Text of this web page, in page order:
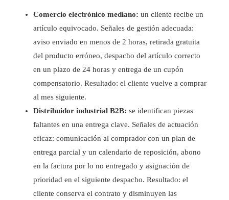
Comercio electrónico mediano: un cliente recibe un
artículo equivocado. Señales de gestión adecuada:
aviso enviado en menos de 2 horas, retirada gratuita
del producto erróneo, despacho del artículo correcto
en un plazo de 24 horas y entrega de un cupón
compensatorio. Resultado: el cliente vuelve a comprar
al mes siguiente.
Distribuidor industrial B2B: se identifican piezas
faltantes en una entrega clave. Señales de actuación
eficaz: comunicación al comprador con un plan de
entrega parcial y un calendario de reposición, abono
en la factura por lo no entregado y asignación de
prioridad en el siguiente despacho. Resultado: el
cliente conserva el contrato y disminuyen las